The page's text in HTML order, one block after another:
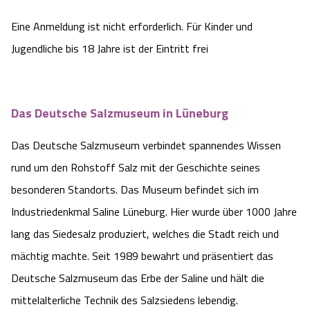
Anreise
Videos
Shop
Angebote
Regionale Küche
HeideSpezialitäten
Naturhotels
Urlaub mit Hund
Urlaub auf dem Bauernhof
Otter Zentrum
Snow World Bispingen
Ralf Schumacher Kart & Bowl
Abenteuerland Trampolin-Park
Battle Kart Bispingen
Unterkünfte Celle
Eine Anmeldung ist nicht erforderlich. Für Kinder und
Jugendliche bis 18 Jahre ist der Eintritt frei
Das Deutsche Salzmuseum in Lüneburg
Das Deutsche Salzmuseum verbindet spannendes Wissen
rund um den Rohstoff Salz mit der Geschichte seines
besonderen Standorts. Das Museum befindet sich im
Industriedenkmal Saline Lüneburg. Hier wurde über 1000 Jahre
lang das Siedesalz produziert, welches die Stadt reich und
mächtig machte. Seit 1989 bewahrt und präsentiert das
Deutsche Salzmuseum das Erbe der Saline und hält die
mittelalterliche Technik des Salzsiedens lebendig.